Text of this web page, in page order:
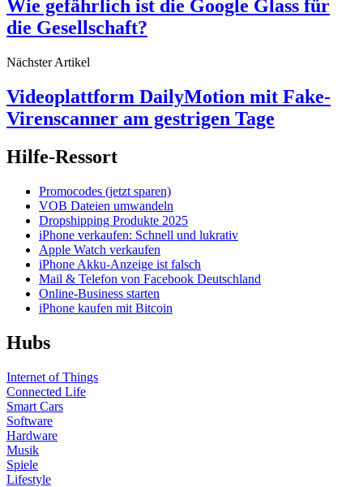
Wie gefährlich ist die Google Glass für
die Gesellschaft?
Nächster Artikel
Videoplattform DailyMotion mit Fake-
Virenscanner am gestrigen Tage
Hilfe-Ressort
Promocodes (jetzt sparen)
VOB Dateien umwandeln
Dropshipping Produkte 2025
iPhone verkaufen: Schnell und lukrativ
Apple Watch verkaufen
iPhone Akku-Anzeige ist falsch
Mail & Telefon von Facebook Deutschland
Online-Business starten
iPhone kaufen mit Bitcoin
Hubs
Internet of Things
Connected Life
Smart Cars
Software
Hardware
Musik
Spiele
Lifestyle